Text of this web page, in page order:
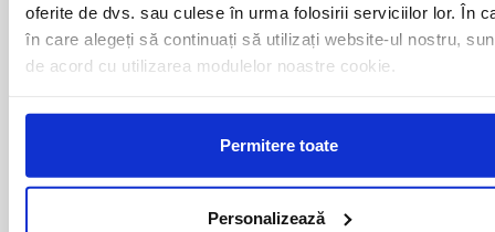
oferite de dvs. sau culese în urma folosirii serviciilor lor. În
în care alegeți să continuați să utilizați website-ul nostru,
de acord cu utilizarea modulelor noastre cookie.
Permitere toate
Personalizează
BALS-IS
BALS-OT
BARCA
BISTRITA
ORSOVA
PASCANI
PERICEI
PISCU VECHI
PITESTI
PODARI